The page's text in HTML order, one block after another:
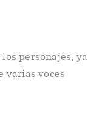
personajes, ya
varias voces